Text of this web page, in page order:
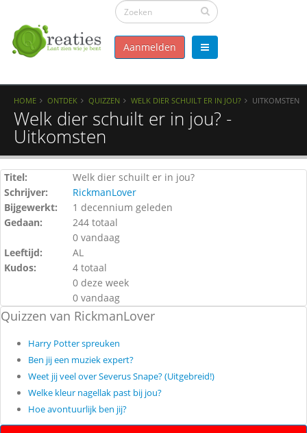
Aanmelden
HOME ONTDEK QUIZZEN WELK DIER SCHUILT ER IN JOU? UITKOMSTEN
Welk dier schuilt er in jou? -
Uitkomsten
Titel:
Welk dier schuilt er in jou?
Schrijver:
RickmanLover
Bijgewerkt:
1 decennium geleden
Gedaan:
244 totaal
0 vandaag
Leeftijd:
AL
Kudos:
4 totaal
0 deze week
0 vandaag
Quizzen van RickmanLover
Harry Potter spreuken
Ben jij een muziek expert?
Weet jij veel over Severus Snape? (Uitgebreid!)
Welke kleur nagellak past bij jou?
Hoe avontuurlijk ben jij?